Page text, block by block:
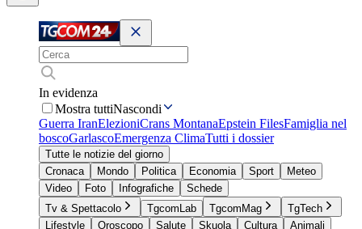
In evidenza
Mostra tuttiNascondi
Guerra IranElezioniCrans MontanaEpstein FilesFamiglia nel
boscoGarlascoEmergenza ClimaTutti i dossier
Tutte le notizie del giorno
Cronaca
Mondo Politica Economia Sport
Meteo
Video
Foto Infografiche
Schede
Tv & Spettacolo
TgcomLab TgcomMag
TgTech
Lifestyle
Oroscopo Salute Skuola Cultura
Animali